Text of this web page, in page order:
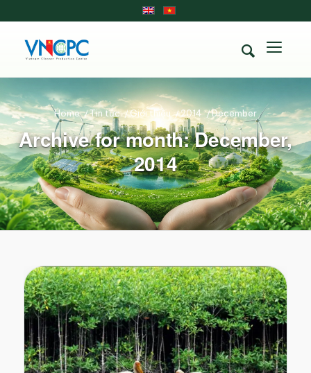
Archive for month: December,
2014
Home /Tin tức /Giới thiệu /2014 /December